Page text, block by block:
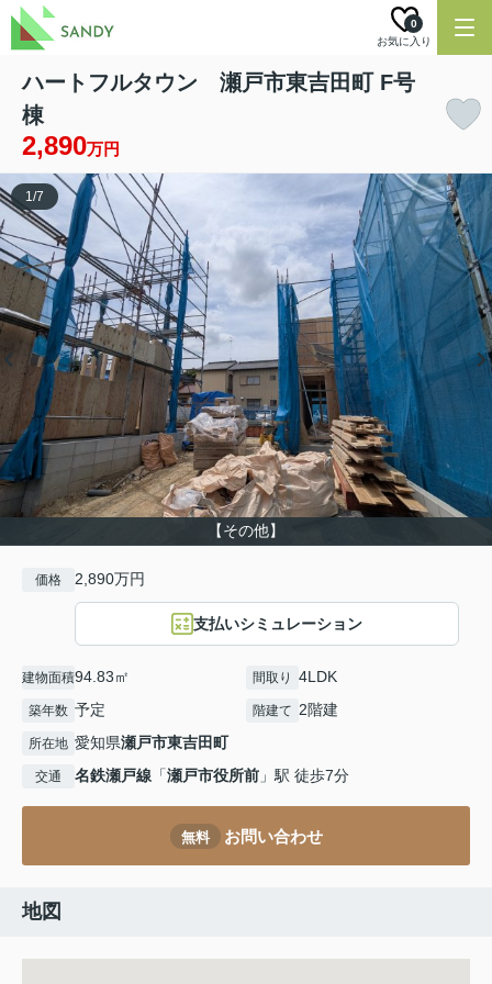
お気に入り
0
ハートフルタウン 瀬戸市東吉田町 F号
棟
2,890万円
【その他】
1/7
価格 2,890万円
支払いシミュレーション
建物面積94.83㎡ 間取り 4LDK
築年数 予定 階建て 2階建
所在地 愛知県瀬戸市東吉田町
交通 名鉄瀬戸線 「瀬戸市役所前 」駅 徒歩7分
無料 お問い合わせ
地図